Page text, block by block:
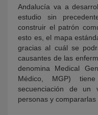
Andalucía va a
estudio sin
construir el patrón
esto es, el mapa
gracias al cuál se
causantes de las
denomina Medical
Médico, MGP)
secuenciación de un
personas y